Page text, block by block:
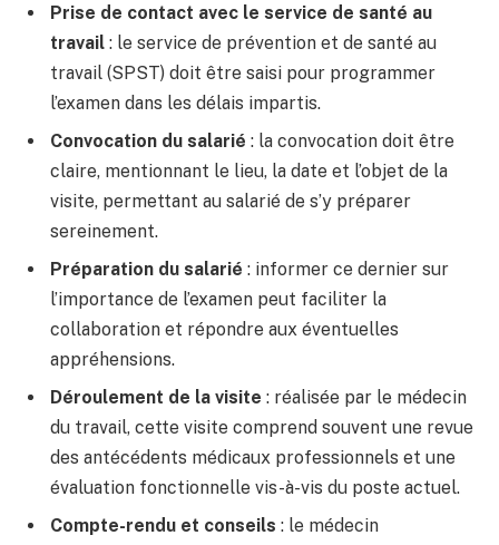
Prise de contact avec le service de santé au
travail : le service de prévention et de santé au
travail (SPST) doit être saisi pour programmer
l’examen dans les délais impartis.
Convocation du salarié : la convocation doit être
claire, mentionnant le lieu, la date et l’objet de la
visite, permettant au salarié de s’y préparer
sereinement.
Préparation du salarié : informer ce dernier sur
l’importance de l’examen peut faciliter la
collaboration et répondre aux éventuelles
appréhensions.
Déroulement de la visite : réalisée par le médecin
du travail, cette visite comprend souvent une revue
des antécédents médicaux professionnels et une
évaluation fonctionnelle vis-à-vis du poste actuel.
Compte-rendu et conseils : le médecin